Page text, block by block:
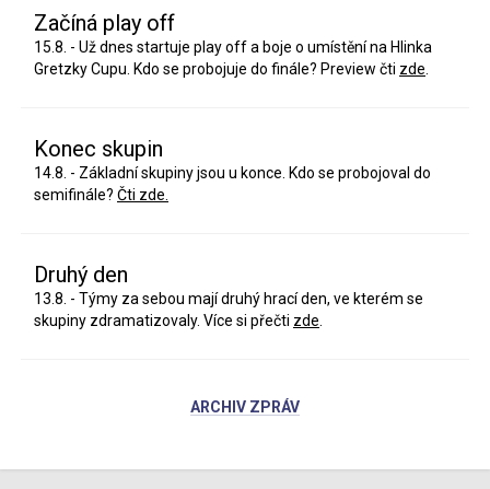
Začíná play off
15.8. - Už dnes startuje play off a boje o umístění na Hlinka
Gretzky Cupu. Kdo se probojuje do finále? Preview čti zde
Konec skupin
14.8. - Základní skupiny jsou u konce. Kdo se probojoval do
semifinále? Čti zde.
Druhý den
13.8. - Týmy za sebou mají druhý hrací den, ve kterém se
skupiny zdramatizovaly. Více si přečti zde
ARCHIV ZPRÁV